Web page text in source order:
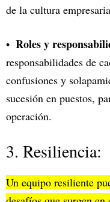
de la cultura
Roles y
responsabilidades de
confusiones y
sucesión en puestos,
operación.
3. Resiliencia:
Un equipo resiliente